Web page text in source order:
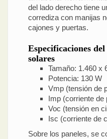
del lado derecho tiene
corrediza con manijas
cajones y puertas.
Especificaciones
solares
Tamaño: 1.460 x
Potencia: 130 W
Vmp (tensión de
Imp (corriente de
Voc (tensión en
Isc (corriente de
Sobre los paneles, se